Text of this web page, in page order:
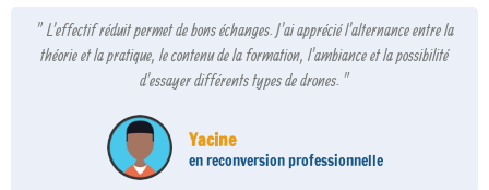
" L'effectif réduit permet de bons échanges. J'ai apprécié l'alternance entre la
théorie et la pratique, le contenu de la formation, l'ambiance et la possibilité
d'essayer différents types de drones. "
Yacine
en reconversion professionnelle